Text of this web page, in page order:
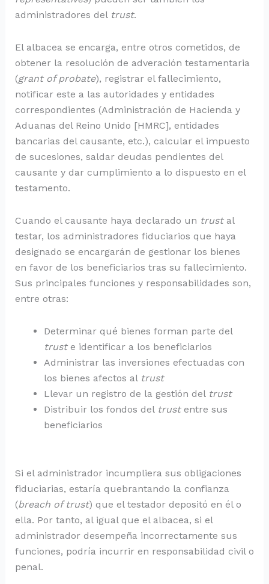
administradores del trust.
El albacea se encarga, entre otros cometidos, de
obtener la resolución de adveración testamentaria
(grant of probate), registrar el fallecimiento,
notificar este a las autoridades y entidades
correspondientes (Administración de Hacienda y
Aduanas del Reino Unido [HMRC], entidades
bancarias del causante, etc.), calcular el impuesto
de sucesiones, saldar deudas pendientes del
causante y dar cumplimiento a lo dispuesto en el
testamento.
Cuando el causante haya declarado un trust al
testar, los administradores fiduciarios que haya
designado se encargarán de gestionar los bienes
en favor de los beneficiarios tras su fallecimiento.
Sus principales funciones y responsabilidades son,
entre otras:
Determinar qué bienes forman parte del
trust e identificar a los beneficiarios
Administrar las inversiones efectuadas con
los bienes afectos al trust
Llevar un registro de la gestión del trust
Distribuir los fondos del trustentre sus
beneficiarios
Si el administrador incumpliera sus obligaciones
fiduciarias, estaría quebrantando la confianza
(breach of trust) que el testador depositó en él o
ella. Por tanto, al igual que el albacea, si el
administrador desempeña incorrectamente sus
funciones, podría incurrir en responsabilidad civil o
penal.